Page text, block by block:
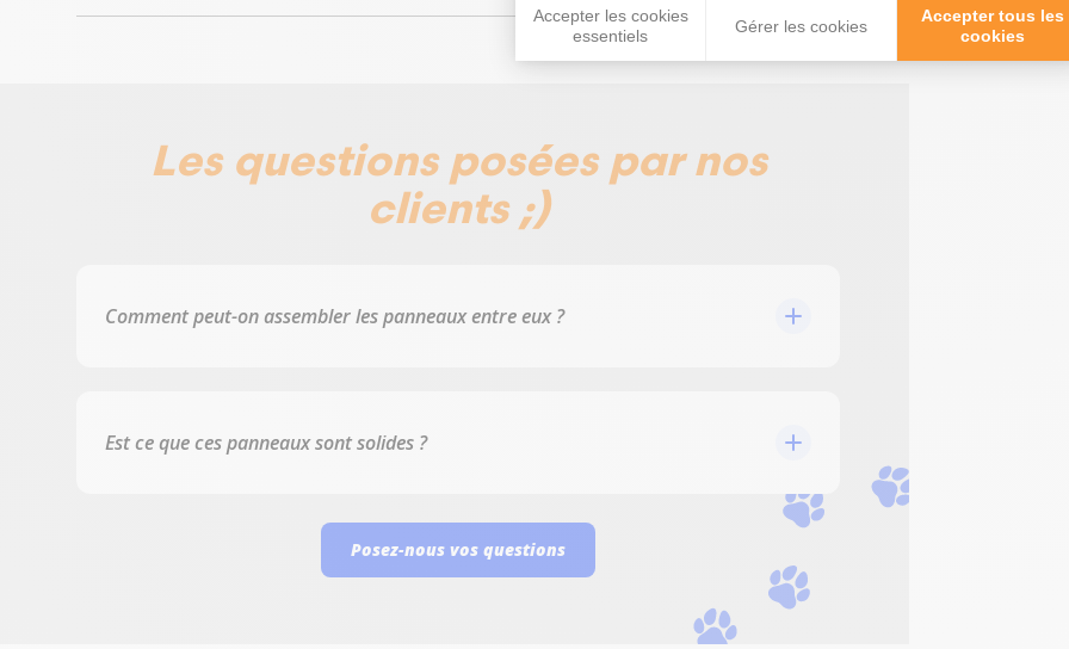
Accepter les cookies
essentiels
Gérer les cookies
Accepter tous les
cookies
Les questions posées par nos
clients ;)
Comment peut-on assembler les panneaux entre eux ?
Est ce que ces panneaux sont solides ?
Posez-nous vos questions